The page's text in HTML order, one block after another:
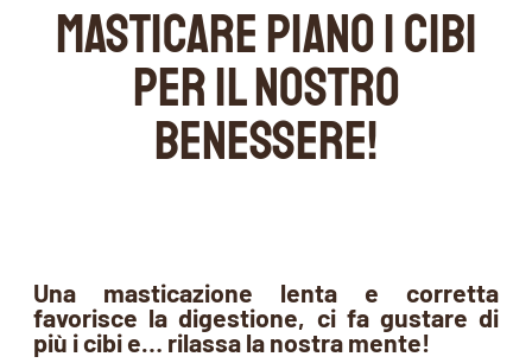
Masticare piano i cibi
per il nostro
benessere!
Una masticazione lenta e corretta
favorisce la digestione, ci fa gustare di
più i cibi e… rilassa la nostra mente!